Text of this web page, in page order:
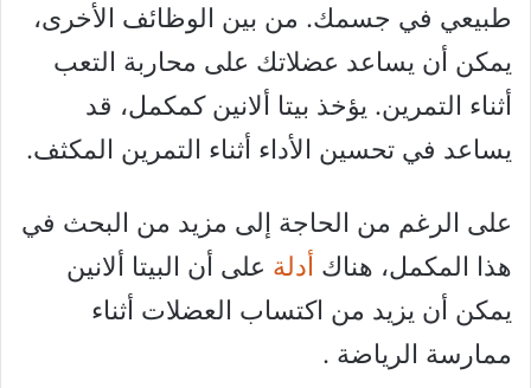
طبيعي في جسمك. من بين الوظائف الأخرى،
يمكن أن يساعد عضلاتك على محاربة التعب
أثناء التمرين. يؤخذ بيتا ألانين كمكمل، قد
يساعد في تحسين الأداء أثناء التمرين المكثف.
على الرغم من الحاجة إلى مزيد من البحث في
هذا المكمل، هناك أدلة على أن البيتا ألانين
يمكن أن يزيد من اكتساب العضلات أثناء
ممارسة الرياضة .